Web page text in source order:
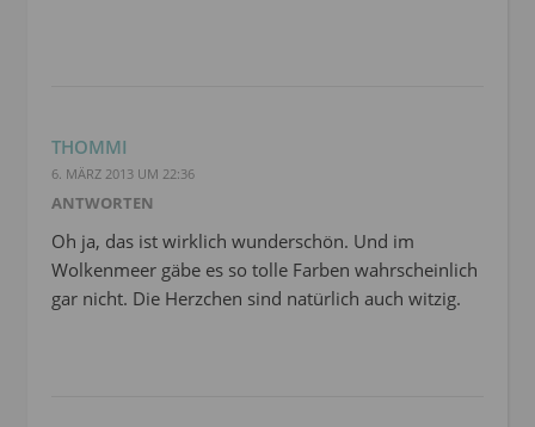
THOMMI
6. MÄRZ 2013 UM 22:36
ANTWORTEN
Oh ja, das ist wirklich wunderschön. Und im
Wolkenmeer gäbe es so tolle Farben wahrscheinlich
gar nicht. Die Herzchen sind natürlich auch witzig.